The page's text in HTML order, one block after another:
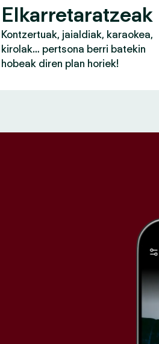
Elkarretaratzeak
Kontzertuak, jaialdiak, karaokea,
kirolak… pertsona berri batekin
hobeak diren plan horiek!